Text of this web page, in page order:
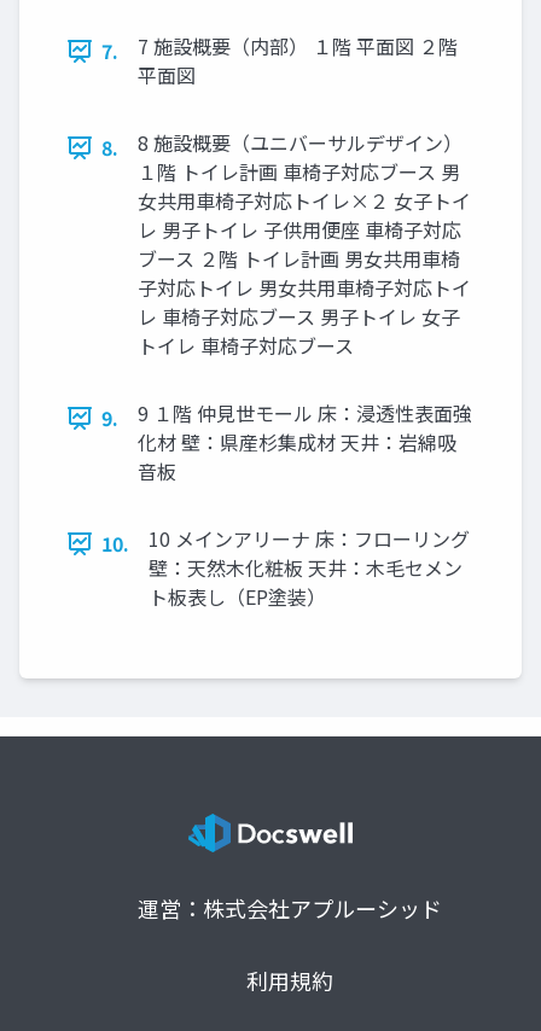
7.
7 施設概要（内部） １階 平面図 ２階
平面図
8.
8 施設概要（ユニバーサルデザイン）
１階 トイレ計画 車椅子対応ブース 男
女共用車椅子対応トイレ×２ 女子トイ
レ 男子トイレ 子供用便座 車椅子対応
ブース ２階 トイレ計画 男女共用車椅
子対応トイレ 男女共用車椅子対応トイ
レ 車椅子対応ブース 男子トイレ 女子
トイレ 車椅子対応ブース
9.
9 １階 仲見世モール 床：浸透性表面強
化材 壁：県産杉集成材 天井：岩綿吸
音板
10.
10 メインアリーナ 床：フローリング
壁：天然木化粧板 天井：木毛セメン
ト板表し（EP塗装）
運営：株式会社アプルーシッド
利用規約